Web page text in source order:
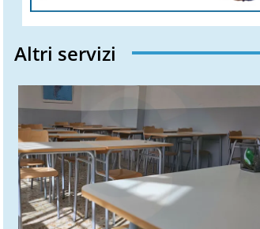
Altri servizi